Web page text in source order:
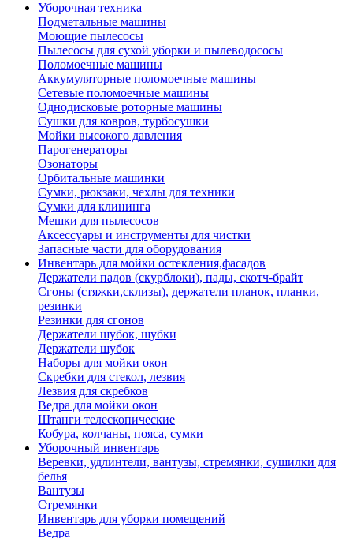
Уборочная техника
Подметальные машины
Моющие пылесосы
Пылесосы для сухой уборки и пылеводососы
Поломоечные машины
Аккумуляторные поломоечные машины
Сетевые поломоечные машины
Однодисковые роторные машины
Сушки для ковров, турбосушки
Мойки высокого давления
Парогенераторы
Озонаторы
Орбитальные машинки
Сумки, рюкзаки, чехлы для техники
Сумки для клининга
Мешки для пылесосов
Аксессуары и инструменты для чистки
Запасные части для оборудования
Инвентарь для мойки остекления,фасадов
Держатели падов (скурблоки), пады, скотч-брайт
Сгоны (стяжки,склизы), держатели планок, планки,
резинки
Резинки для сгонов
Держатели шубок, шубки
Держатели шубок
Наборы для мойки окон
Скребки для стекол, лезвия
Лезвия для скребков
Ведра для мойки окон
Штанги телескопические
Кобура, колчаны, пояса, сумки
Уборочный инвентарь
Веревки, удлинтели, вантузы, стремянки, сушилки для
белья
Вантузы
Стремянки
Инвентарь для уборки помещений
Ведра